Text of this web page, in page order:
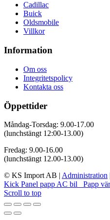
Cadillac
Buick
Oldsmobile
Villkor
Information
Om oss
Integritetspolicy
Kontakta oss
Öppettider
Måndag-Torsdag: 9.00-17.00
(lunchstängt 12:00-13.00)
Fredag: 9.00-16.00
(lunchstängt 12.00-13.00)
© KS Import AB | Administration
Kick Panel papp AC bil
Papp
Scroll to top